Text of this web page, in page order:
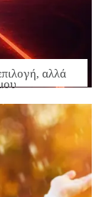
αλλά